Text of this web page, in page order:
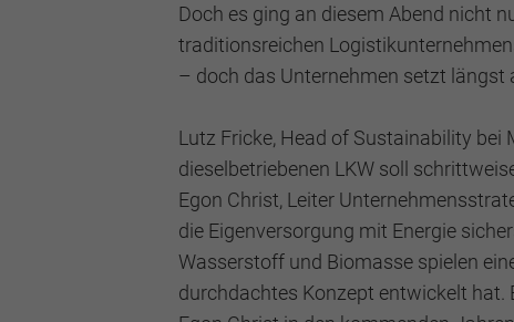
Doch es ging an diesem Abend nicht
traditionsreichen
– doch das Unternehmen setzt längst
Lutz Fricke, Head of Sustainability bei
dieselbetriebenen LKW soll
Egon Christ, Leiter
die Eigenversorgung mit Energie
Wasserstoff und Biomasse spielen
durchdachtes Konzept entwickelt hat.